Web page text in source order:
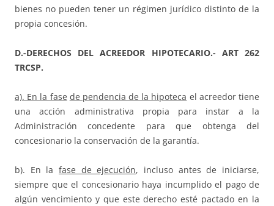
bienes no pueden tener un régimen jurídico distinto de la
propia concesión.
D.-DERECHOS DEL ACREEDOR HIPOTECARIO.- ART 262
TRCSP.
a). En la fase de pendencia de la hipoteca el acreedor tiene
una acción administrativa propia para instar a la
Administración concedente para que obtenga del
concesionario la conservación de la garantía.
b). En la fase de ejecución, incluso antes de iniciarse,
siempre que el concesionario haya incumplido el pago de
algún vencimiento y que este derecho esté pactado en la